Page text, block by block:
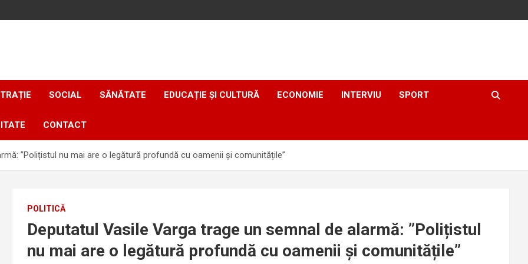
SOCIAL SĂNĂTATE EDUCAȚIE ȘI CULTURĂ ECONOMIE INTERVIU SPORT
CONTACT
”Polițistul nu mai are o legătură profundă cu oamenii și comunitățile”
POLITICĂ
Deputatul Vasile Varga trage un semnal de alarmă: ”Polițistul
nu mai are o legătură profundă cu oamenii și comunitățile”